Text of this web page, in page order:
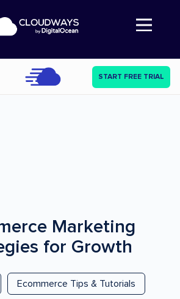
Abre a navegação
START FREE TRIAL
Marketing
for Growth
Ecommerce Tips & Tutorials